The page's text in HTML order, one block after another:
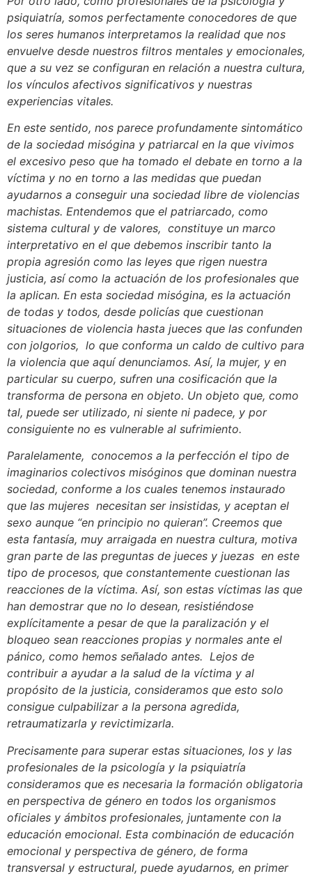
psiquiatría, somos perfectamente conocedores de que
los seres humanos interpretamos la realidad que nos
envuelve desde nuestros filtros mentales y emocionales,
que a su vez se configuran en relación a nuestra cultura,
los vínculos afectivos significativos y nuestras
experiencias vitales.
En este sentido, nos parece profundamente sintomático
de la sociedad misógina y patriarcal en la que vivimos
el excesivo peso que ha tomado el debate en torno a la
víctima y no en torno a las medidas que puedan
ayudarnos a conseguir una sociedad libre de violencias
machistas. Entendemos que el patriarcado, como
sistema cultural y de valores, constituye un marco
interpretativo en el que debemos inscribir tanto la
propia agresión como las leyes que rigen nuestra
justicia, así como la actuación de los profesionales que
la aplican. En esta sociedad misógina, es la actuación
de todas y todos, desde policías que cuestionan
situaciones de violencia hasta jueces que las confunden
con jolgorios, lo que conforma un caldo de cultivo para
la violencia que aquí denunciamos. Así, la mujer, y en
particular su cuerpo, sufren una cosificación que la
transforma de persona en objeto. Un objeto que, como
tal, puede ser utilizado, ni siente ni padece, y por
consiguiente no es vulnerable al sufrimiento.
Paralelamente, conocemos a la perfección el tipo de
imaginarios colectivos misóginos que dominan nuestra
sociedad, conforme a los cuales tenemos instaurado
que las mujeres necesitan ser insistidas, y aceptan el
sexo aunque “en principio no quieran”. Creemos que
esta fantasía, muy arraigada en nuestra cultura, motiva
gran parte de las preguntas de jueces y juezas en este
tipo de procesos, que constantemente cuestionan las
reacciones de la víctima. Así, son estas víctimas las que
han demostrar que no lo desean, resistiéndose
explícitamente a pesar de que la paralización y el
bloqueo sean reacciones propias y normales ante el
pánico, como hemos señalado antes. Lejos de
contribuir a ayudar a la salud de la víctima y al
propósito de la justicia, consideramos que esto solo
consigue culpabilizar a la persona agredida,
retraumatizarla y revictimizarla.
Precisamente para superar estas situaciones, los y las
profesionales de la psicología y la psiquiatría
consideramos que es necesaria la formación obligatoria
en perspectiva de género en todos los organismos
oficiales y ámbitos profesionales, juntamente con la
educación emocional. Esta combinación de educación
emocional y perspectiva de género, de forma
transversal y estructural, puede ayudarnos, en primer